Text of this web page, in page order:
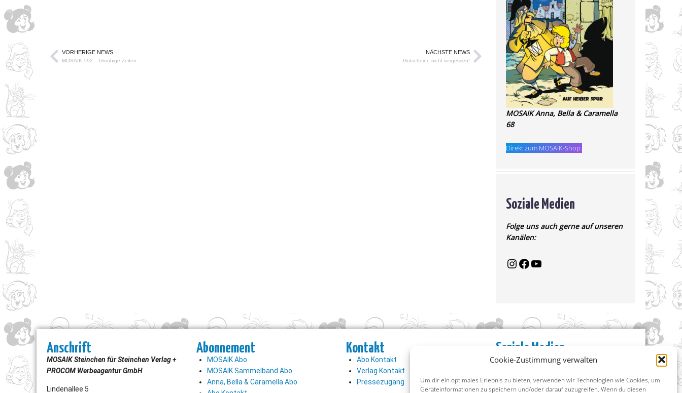
Cookie-Zustimmung verwalten
Um dir ein optimales Erlebnis zu bieten, verwenden wir Technologien wie Cookies, um
Geräteinformationen zu speichern und/oder darauf zuzugreifen. Wenn du diesen
VORHERIGE NEWS
MOSAIK 592 – Unruhige Zeiten
NÄCHSTE NEWS
Gutscheine nicht vergessen!
MOSAIK Anna, Bella & Caramella
68
Direkt zum MOSAIK-Shop.
Soziale Medien
Folge uns auch gerne auf unseren
Kanälen:
Anschrift
MOSAIK Steinchen für Steinchen Verlag +
PROCOM Werbeagentur GmbH
Lindenallee 5
Abonnement
MOSAIK Abo
MOSAIK Sammelband Abo
Anna, Bella & Caramella Abo
Kontakt
Abo Kontakt
Verlag Kontakt
Pressezugang
Soziale Medien
Facebook
X (ehemals Twitter)